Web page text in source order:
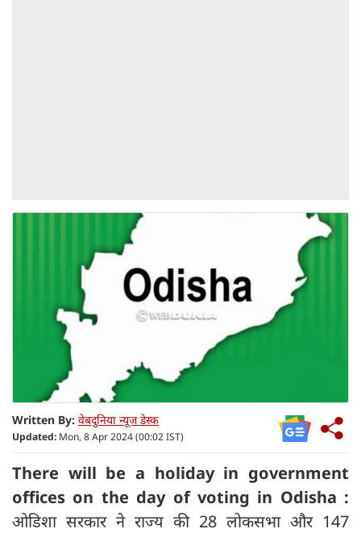
Written By: वेबदुनिया न्यूज डेस्क
Updated: Mon, 8 Apr 2024 (00:02 IST)
There will be a holiday in government
offices on the day of voting in Odisha :
ओडिशा सरकार ने राज्य की 28 लोकसभा और 147